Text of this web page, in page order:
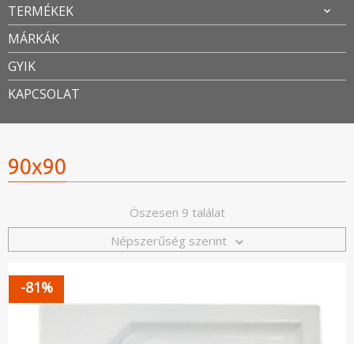
TERMÉKEK
MÁRKÁK
GYIK
KAPCSOLAT
90x90
Öszesen 9 találat
Népszerűség szerint
-81%